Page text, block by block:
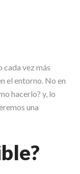
cada vez más
el entorno. No en
hacerlo? y, lo
una